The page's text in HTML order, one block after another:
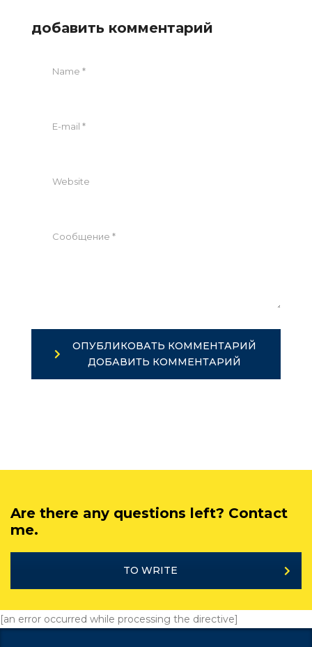
добавить комментарий
ОПУБЛИКОВАТЬ КОММЕНТАРИЙ
ДОБАВИТЬ КОММЕНТАРИЙ
Are there any questions left? Contact
me.
TO WRITE
[an error occurred while processing the directive]